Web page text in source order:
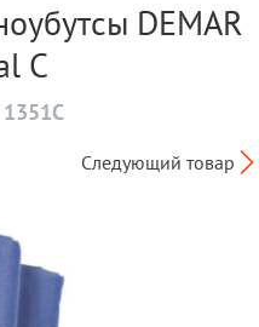
DEMAR
C
1351C
Следующий товар